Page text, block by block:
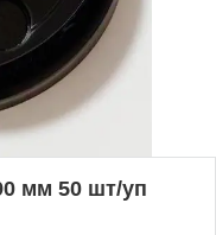
мм 50 шт/уп